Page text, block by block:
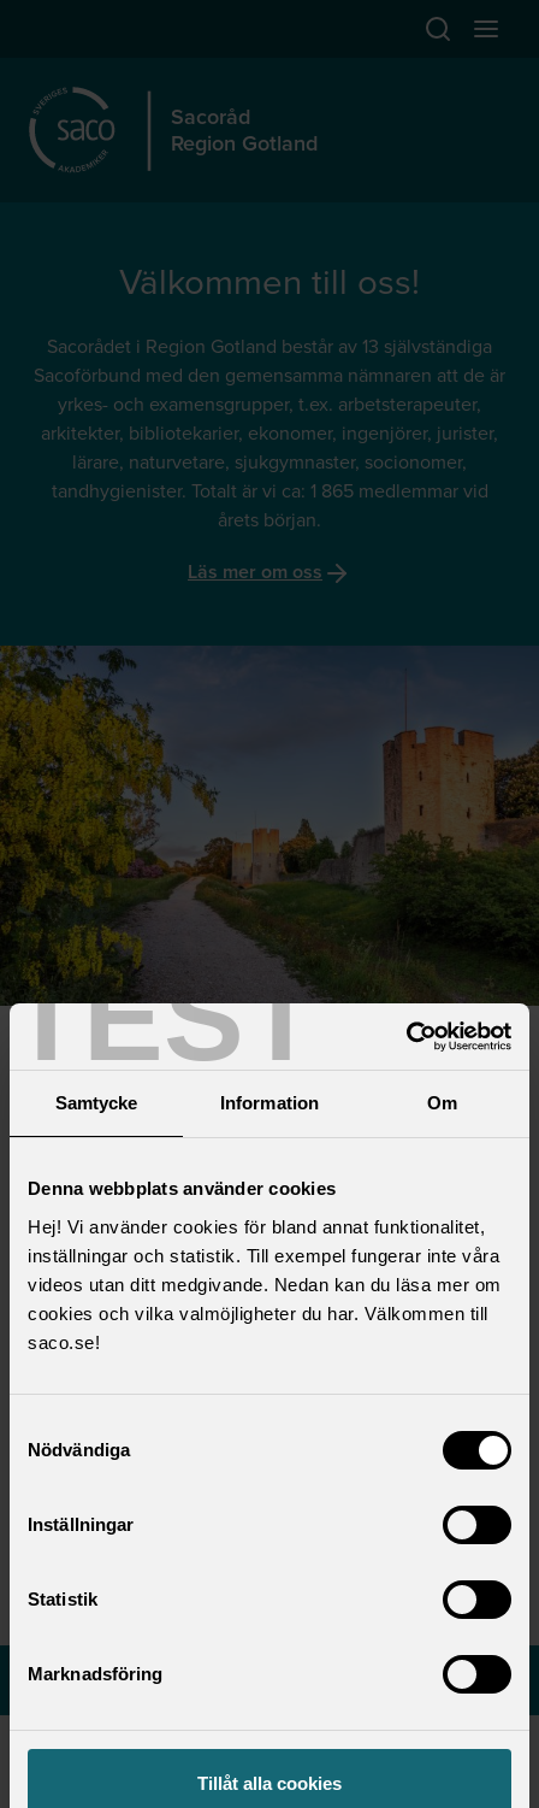
TEST
Samtycke Information Om
Denna webbplats använder cookies
Hej! Vi använder cookies för bland annat funktionalitet,
inställningar och statistik. Till exempel fungerar inte våra
videos utan ditt medgivande. Nedan kan du läsa mer om
cookies och vilka valmöjligheter du har. Välkommen till
saco.se!
Nödvändiga
Inställningar
Statistik
Marknadsföring
Tillåt alla cookies
Öppna
Sacoråd
Region Gotland
Välkommen till oss!
Sacorådet i Region Gotland består av 13 självständiga
Sacoförbund med den gemensamma nämnaren att de är
yrkes- och examensgrupper, t.ex. arbetsterapeuter,
arkitekter, bibliotekarier, ekonomer, ingenjörer, jurister,
lärare, naturvetare, sjukgymnaster, socionomer,
tandhygienister. Totalt är vi ca: 1 865 medlemmar vid
årets början.
Läs mer om oss
Saco Lönesök
Sacos rapporter
Läs och ladda ner rapporter om politik och
Startsida centrala SACO
Aktuellt från Saco